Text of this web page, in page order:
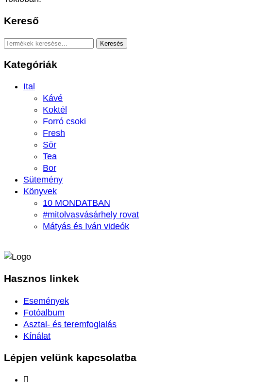
Kereső
Keresés
következőre:
Keresés
Kategóriák
Ital
Kávé
Koktél
Forró csoki
Fresh
Sör
Tea
Bor
Sütemény
Könyvek
10 MONDATBAN
#mitolvasvásárhely rovat
Mátyás és Iván videók
Hasznos linkek
Események
Fotóalbum
Asztal- és teremfoglalás
Kínálat
Lépjen velünk kapcsolatba